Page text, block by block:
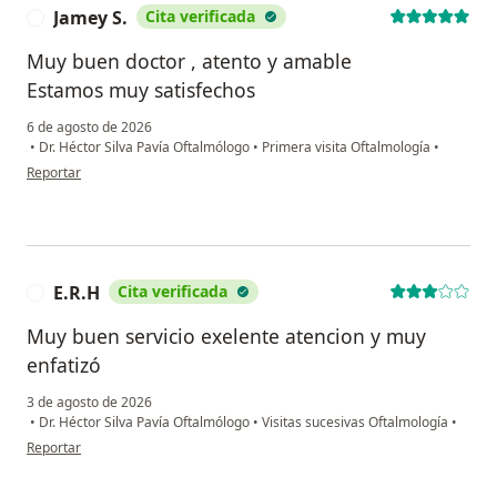
Jamey S. Cita verificada
Muy buen doctor , atento y amable
Estamos muy satisfechos
6 de agosto de 2026
• Dr. Héctor Silva Pavía Oftalmólogo • Primera visita Oftalmología •
en opinión del usuario Jamey S.
Reportar
E.R.H Cita verificada
Muy buen servicio exelente atencion y muy
enfatizó
3 de agosto de 2026
• Dr. Héctor Silva Pavía Oftalmólogo • Visitas sucesivas Oftalmología •
en opinión del usuario E.R.H
Reportar